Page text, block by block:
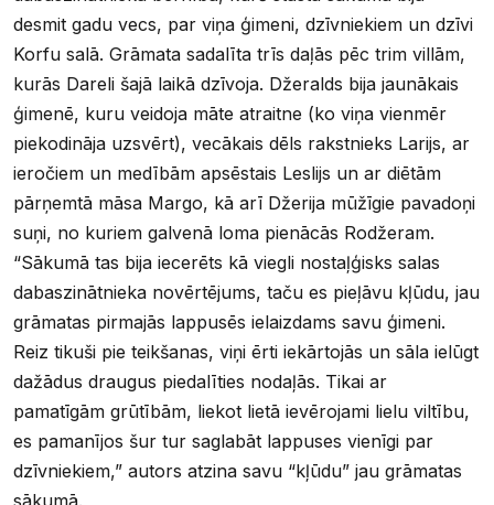
desmit gadu vecs, par viņa ģimeni, dzīvniekiem un dzīvi
Korfu salā. Grāmata sadalīta trīs daļās pēc trim villām,
kurās Dareli šajā laikā dzīvoja. Džeralds bija jaunākais
ģimenē, kuru veidoja māte atraitne (ko viņa vienmēr
piekodināja uzsvērt), vecākais dēls rakstnieks Larijs, ar
ieročiem un medībām apsēstais Leslijs un ar diētām
pārņemtā māsa Margo, kā arī Džerija mūžīgie pavadoņi
suņi, no kuriem galvenā loma pienācās Rodžeram.
“Sākumā tas bija iecerēts kā viegli nostaļģisks salas
dabaszinātnieka novērtējums, taču es pieļāvu kļūdu, jau
grāmatas pirmajās lappusēs ielaizdams savu ģimeni.
Reiz tikuši pie teikšanas, viņi ērti iekārtojās un sāla ielūgt
dažādus draugus piedalīties nodaļās. Tikai ar
pamatīgām grūtībām, liekot lietā ievērojami lielu viltību,
es pamanījos šur tur saglabāt lappuses vienīgi par
dzīvniekiem,” autors atzina savu “kļūdu” jau grāmatas
sākumā.